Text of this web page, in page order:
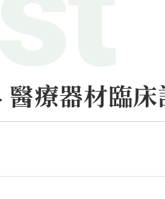
療器材臨床